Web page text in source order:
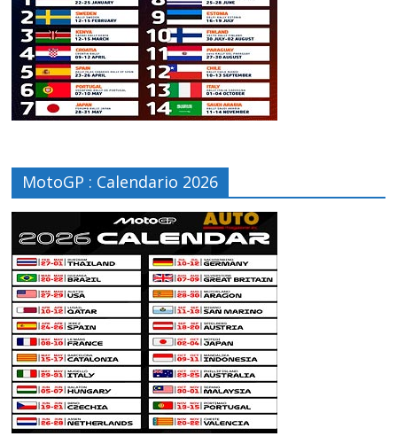
MotoGP : Calendario 2026